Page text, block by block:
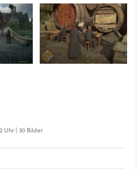
Uhr | 30 Bilder